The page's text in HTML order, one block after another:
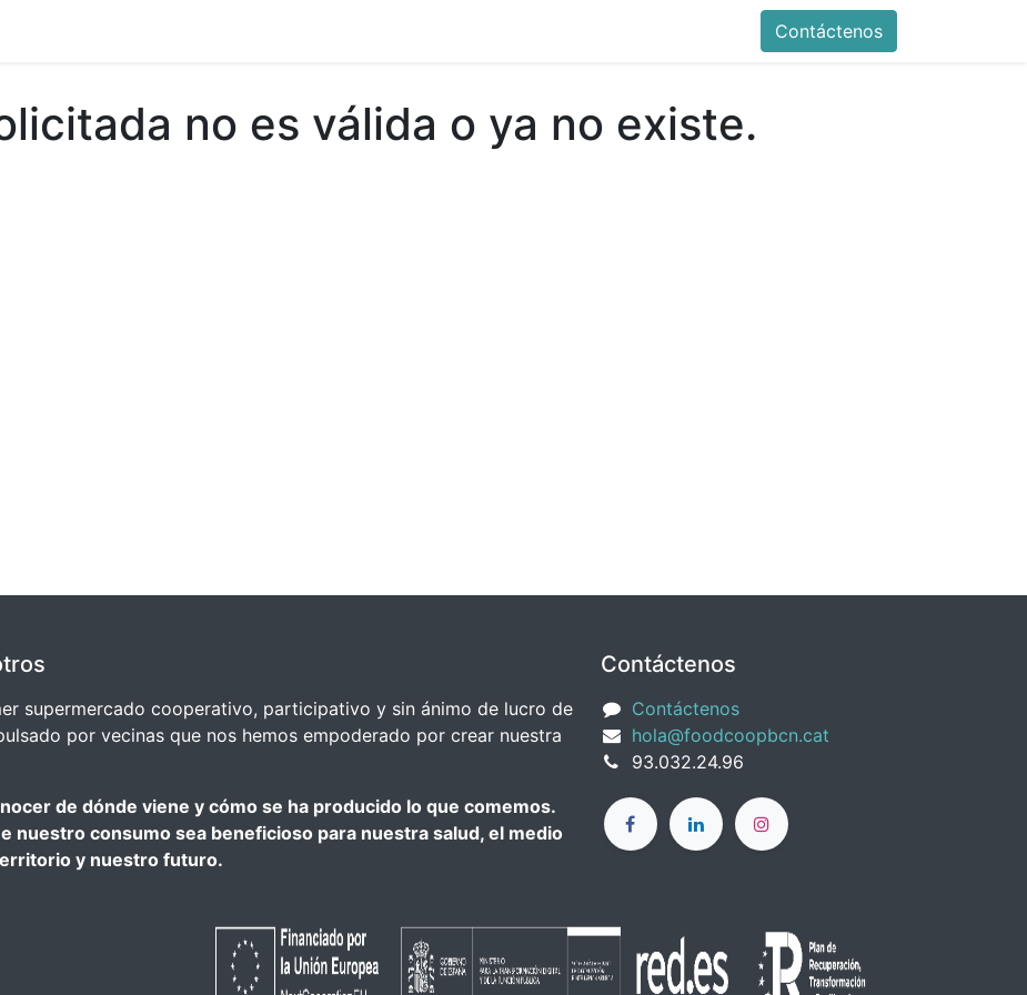
Contáctenos
no es válida o ya no existe.
supermercado cooperativo, participativo y sin ánimo de lucro de
por vecinas que nos hemos empoderado por crear nuestra
de dónde viene y cómo se ha producido lo que comemos.
nuestro consumo sea beneficioso para nuestra salud, el medio
y nuestro futuro.
Contáctenos
Contáctenos
hola@foodcoopbcn.cat
93.032.24.96